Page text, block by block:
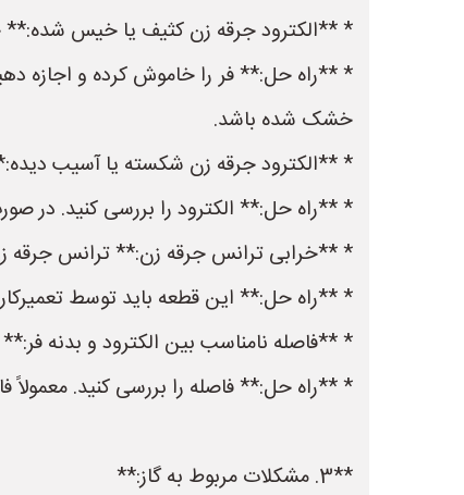
* **الکترود جرقه زن کثیف یا خیس شده:**
* **راه حل:** فر را خاموش کرده و اجازه
خشک شده باشد.
* **الکترود جرقه زن شکسته یا آسیب
* **راه حل:** الکترود را بررسی کنید. در
* **خرابی ترانس جرقه زن:** ترانس جرقه زن
* **راه حل:** این قطعه باید توسط
* **فاصله نامناسب بین الکترود و بدنه فر:**
* **راه حل:** فاصله را بررسی کنید. معمولاً فاصله مناسب حدود 3 تا 5 میلی‌متر است. در
**3. مشکلات مربوط به گاز:**